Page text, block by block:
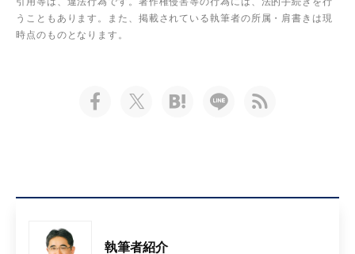
うこともあります。また、掲載されている執筆者の所属・肩書きは現
時点のものとなります。
執筆者紹介